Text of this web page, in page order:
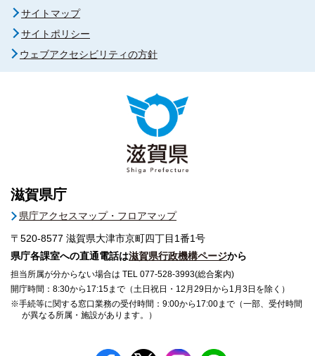
サイトマップ
サイトポリシー
ウェブアクセシビリティの方針
滋賀県庁
県庁アクセスマップ・フロアマップ
〒520-8577 滋賀県大津市京町四丁目1番1号
県庁各課室への直通電話は滋賀県行政機構ページから
担当所属が分からない場合は TEL 077-528-3993(総合案内)
開庁時間：8:30から17:15まで（土日祝日・12月29日から1月3日を除く）
※手続等に関する窓口業務の受付時間：9:00から17:00まで（一部、受付時間
が異なる所属・施設があります。）